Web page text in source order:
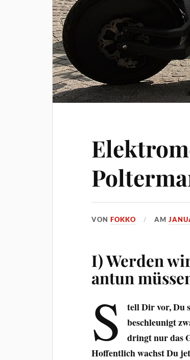
VONFOKKO AM
I) Werden
antun
S
tell Dir vor, Du
beschleunigt
dringt nur das
Hoffentlich wachst Du